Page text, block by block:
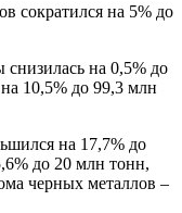
сократился на 5% до
на 0,5% до
10,5% до 99,3 млн
на 17,7% до
до 20 млн тонн,
черных металлов –